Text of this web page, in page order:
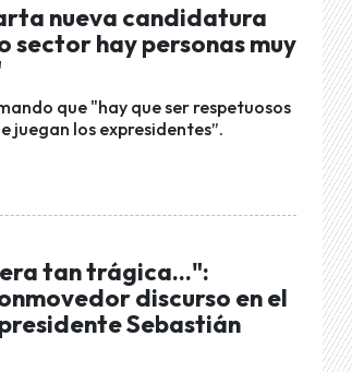
nueva candidatura
sector hay personas muy
que "hay que ser respetuosos
juegan los expresidentes”.
tan trágica...":
discurso en el
Sebastián